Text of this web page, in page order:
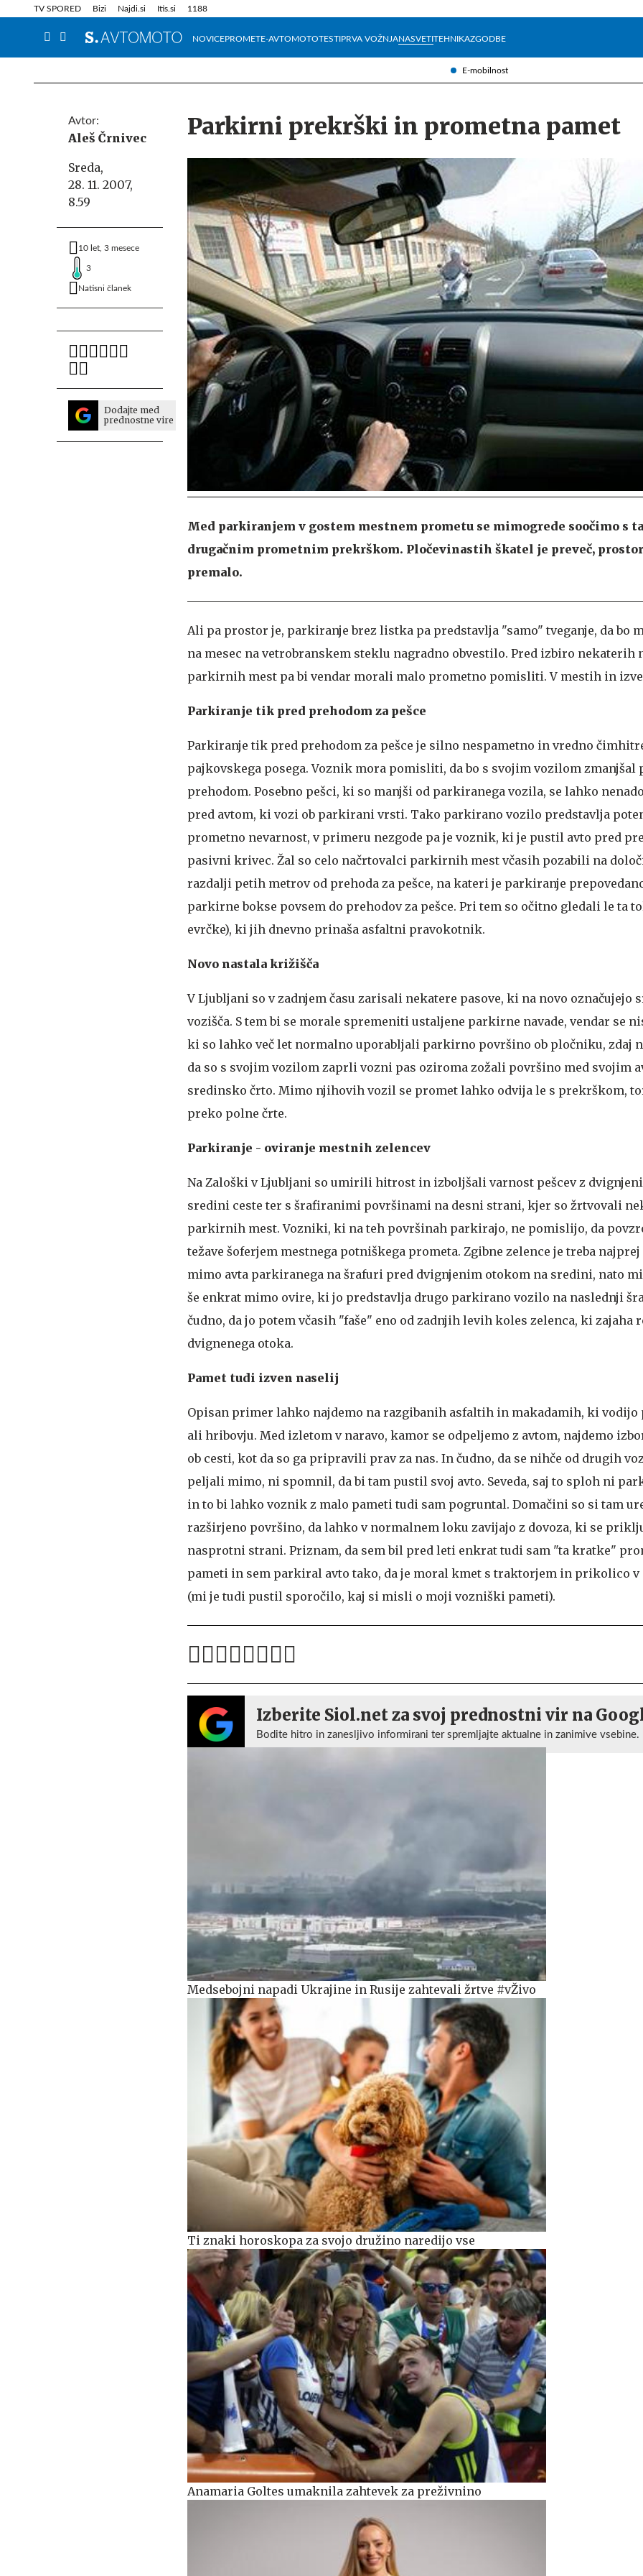
E-mobilnost
TV SPORED Bizi Najdi.si Itis.si 1188
NOVICEPROMETE-AVTOMOTOTESTIPRVA VOŽNJANASVETITEHNIKAZGODBE
Info in obvestila Tehnik
Avtor:
Aleš Črnivec
Sreda,
28. 11. 2007,
8.59
10 let, 3 mesece
3
Natisni članek
Dodajte med
prednostne vire
Parkirni prekrški in prometna pamet
Med parkiranjem v gostem mestnem prometu se mimogrede soočimo s
drugačnim prometnim prekrškom. Pločevinastih škatel je preveč,
premalo.
Ali pa prostor je, parkiranje brez listka pa predstavlja "samo" tveganje, da bo
na mesec na vetrobranskem steklu nagradno obvestilo. Pred izbiro nekaterih
parkirnih mest pa bi vendar morali malo prometno pomisliti. V mestih in
Parkiranje tik pred prehodom za pešce
Parkiranje tik pred prehodom za pešce je silno nespametno in vredno
pajkovskega posega. Voznik mora pomisliti, da bo s svojim vozilom zmanjšal
prehodom. Posebno pešci, ki so manjši od parkiranega vozila, se lahko
pred avtom, ki vozi ob parkirani vrsti. Tako parkirano vozilo predstavlja
prometno nevarnost, v primeru nezgode pa je voznik, ki je pustil avto pred
pasivni krivec. Žal so celo načrtovalci parkirnih mest včasih pozabili na
razdalji petih metrov od prehoda za pešce, na kateri je parkiranje
parkirne bokse povsem do prehodov za pešce. Pri tem so očitno gledali le ta
evrčke), ki jih dnevno prinaša asfaltni pravokotnik.
Novo nastala križišča
V Ljubljani so v zadnjem času zarisali nekatere pasove, ki na novo označujejo
vozišča. S tem bi se morale spremeniti ustaljene parkirne navade, vendar se
ki so lahko več let normalno uporabljali parkirno površino ob pločniku, zdaj
da so s svojim vozilom zaprli vozni pas oziroma zožali površino med svojim
sredinsko črto. Mimo njihovih vozil se promet lahko odvija le s prekrškom,
preko polne črte.
Parkiranje - oviranje mestnih zelencev
Na Zaloški v Ljubljani so umirili hitrost in izboljšali varnost pešcev z
sredini ceste ter s šrafiranimi površinami na desni strani, kjer so žrtvovali
parkirnih mest. Vozniki, ki na teh površinah parkirajo, ne pomislijo, da
težave šoferjem mestnega potniškega prometa. Zgibne zelence je treba
mimo avta parkiranega na šrafuri pred dvignjenim otokom na sredini, nato
še enkrat mimo ovire, ki jo predstavlja drugo parkirano vozilo na naslednji
čudno, da jo potem včasih "faše" eno od zadnjih levih koles zelenca, ki zajaha
dvignenega otoka.
Pamet tudi izven naselij
Opisan primer lahko najdemo na razgibanih asfaltih in makadamih, ki vodijo
ali hribovju. Med izletom v naravo, kamor se odpeljemo z avtom, najdemo
ob cesti, kot da so ga pripravili prav za nas. In čudno, da se nihče od drugih
peljali mimo, ni spomnil, da bi tam pustil svoj avto. Seveda, saj to sploh ni
in to bi lahko voznik z malo pameti tudi sam pogruntal. Domačini so si tam
razširjeno površino, da lahko v normalnem loku zavijajo z dovoza, ki se
nasprotni strani. Priznam, da sem bil pred leti enkrat tudi sam "ta kratke"
pameti in sem parkiral avto tako, da je moral kmet s traktorjem in prikolico
(mi je tudi pustil sporočilo, kaj si misli o moji vozniški pameti).
Izberite Siol.net za svoj prednostni vir na
Bodite hitro in zanesljivo informirani ter spremljajte aktualne in zanimive vsebine.
Medsebojni napadi Ukrajine in Rusije zahtevali žrtve #vŽivo
Ti znaki horoskopa za svojo družino naredijo vse
Anamaria Goltes umaknila zahtevek za preživnino